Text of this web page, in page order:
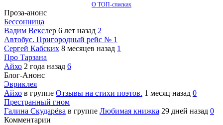
О ТОП-списках
Проза-анонс
Бессонница
Вадим Векслер 6 лет назад 2
Автобус. Пригородный рейс № 1
Сергей Кабских 8 месяцев назад 1
Про Тарзана
Айхо 2 года назад 6
Блог-Анонс
Эвриклея
Айхо в группе Отзывы на стихи поэтов. 1 месяц назад 0
Престранный гном
Галина Скударёва в группе Любимая книжка 29 дней назад 0
Комментарии